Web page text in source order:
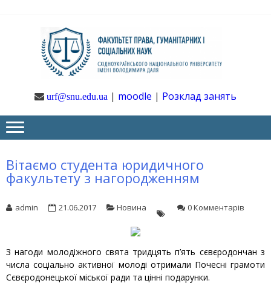
navigation
І
urf@snu.edu.ua | moodle | Розклад занять
Вітаємо студента юридичного
факультету з нагородженням
admin 21.06.2017 Новина 0 Комментарів
З нагоди молодіжного свята тридцять п’ять сєвєродончан з
числа соціально активної молоді отримали Почесні грамоти
Сєвєродонецької міської ради та цінні подарунки.